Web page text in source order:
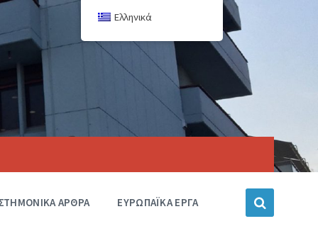
ΑΡΘΡΑ ΕΥΡΩΠΑΪΚΑ ΕΡΓΑ
Ελληνικά